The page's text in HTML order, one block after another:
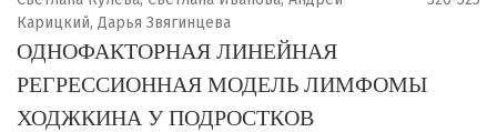
Карицкий, Дарья Звягинцева
ОДНОФАКТОРНАЯ ЛИНЕЙНАЯ
РЕГРЕССИОННАЯ МОДЕЛЬ ЛИМФОМЫ
ХОДЖКИНА У ПОДРОСТКОВ